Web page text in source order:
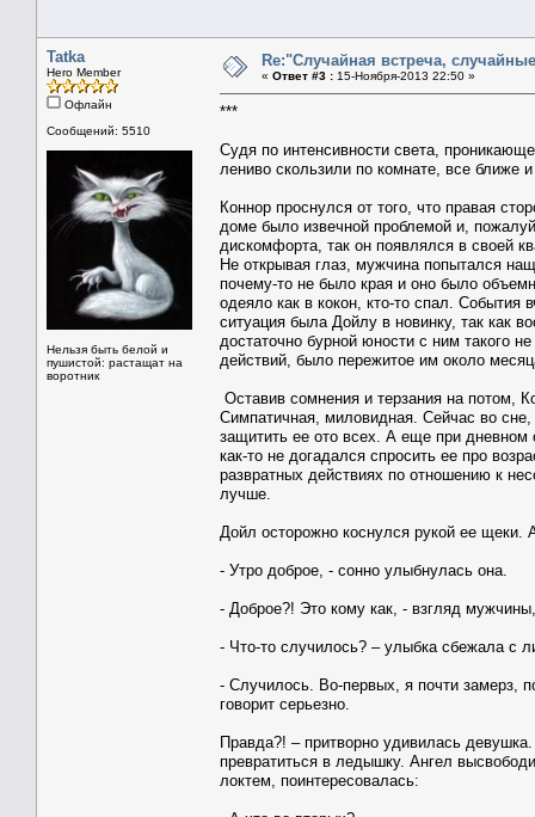
Tatka
Hero Member
Офлайн
Сообщений: 5510
Нельзя быть белой и
пушистой: растащат на
воротник
Re:"Случайная встреча,
« Ответ #3 : 15-Ноября-2013 22:50 »
***
Судя по интенсивности света,
лениво скользили по комнате, все ближе
Коннор проснулся от того, что правая
доме было извечной проблемой и,
дискомфорта, так он появлялся в своей
Не открывая глаз, мужчина попытался
почему-то не было края и оно было
одеяло как в кокон, кто-то спал. События
ситуация была Дойлу в новинку, так как
достаточно бурной юности с ним такого
действий, было пережитое им около
Оставив сомнения и терзания на потом,
Симпатичная, миловидная. Сейчас во сне,
защитить ее ото всех. А еще при
как-то не догадался спросить ее про
развратных действиях по отношению к
лучше.
Дойл осторожно коснулся рукой ее щеки.
- Утро доброе, - сонно улыбнулась она.
- Доброе?! Это кому как, - взгляд
- Что-то случилось? – улыбка сбежала с
- Случилось. Во-первых, я почти замерз,
говорит серьезно.
Правда?! – притворно удивилась
превратиться в ледышку. Ангел
локтем, поинтересовалась: